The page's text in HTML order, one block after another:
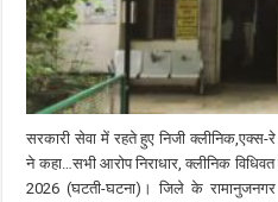
सरकारी सेवा में रहते हुए निजी
ने कहा…सभी आरोप निराधार, क्लीनिक
2026 (घटती-घटना)। जिले के